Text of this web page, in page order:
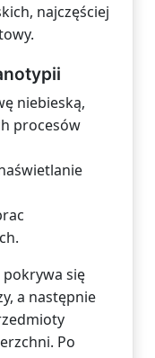
najczęściej
niebieską,
procesów
się
a następnie
Po